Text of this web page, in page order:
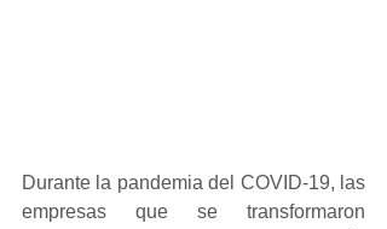
Durante la pandemia del COVID-19, las
empresas que se transformaron